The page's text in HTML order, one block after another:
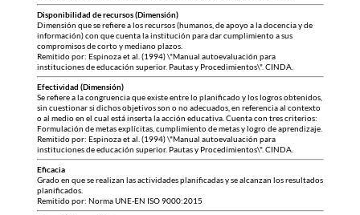
Disponibilidad de recursos (Dimensión)
Dimensión que se refiere a los recursos (humanos, de apoyo a la docencia y de
información) con que cuenta la institución para dar cumplimiento a sus
compromisos de corto y mediano plazos.
Remitido por: Espinoza et al. (1994) \"Manual autoevaluación para
instituciones de educación superior. Pautas y Procedimientos\". CINDA.
Efectividad (Dimensión)
Se refiere a la congruencia que existe entre lo planificado y los logros obtenidos,
sin cuestionar si dichos objetivos son o no adecuados, en referencia al contexto
o al medio en el cual está inserta la acción educativa. Cuenta con tres criterios:
Formulación de metas explícitas, cumplimiento de metas y logro de aprendizaje.
Remitido por: Espinoza et al. (1994) \"Manual autoevaluación para
instituciones de educación superior. Pautas y Procedimientos\". CINDA.
Eficacia
Grado en que se realizan las actividades planificadas y se alcanzan los resultados
planificados.
Remitido por: Norma UNE-EN ISO 9000:2015